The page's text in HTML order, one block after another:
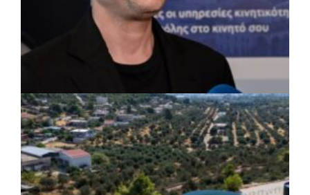
ΡΕΠΟΡΤΑΖ | 07/08/2026 · 17:27
Ο Δούκας για έργα, καθαριότητα και τη
μάχη των επόμενων εκλογών: «Η καλύτερη
μου να κατέβει ο Μπακογιάννης»